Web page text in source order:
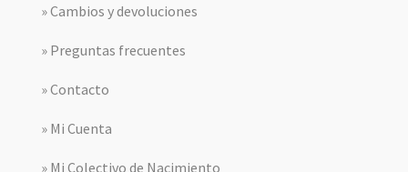
» Cambios y devoluciones
» Preguntas frecuentes
» Contacto
» Mi Cuenta
» Mi Colectivo de Nacimiento